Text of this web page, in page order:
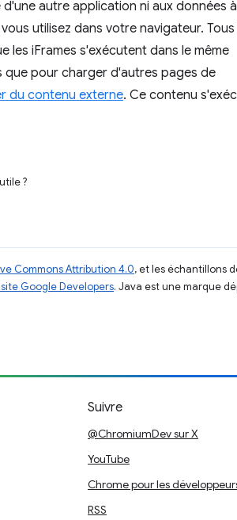
autre application ni aux données à
utilisez dans votre navigateur. Tous
les iFrames s'exécutent dans le même
que pour charger d'autres pages de
du contenu externe. Ce contenu
?
Commons Attribution 4.0, et les échantillons
Google Developers. Java est une marque
Suivre
@ChromiumDev sur X
YouTube
Chrome pour les
RSS